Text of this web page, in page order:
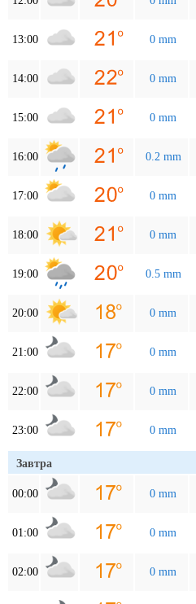
13:00 0 mm
14:00 0 mm
15:00 0 mm
16:00 0.2 mm
17:00 0 mm
18:00 0 mm
19:00 0.5 mm
20:00 0 mm
21:00 0 mm
22:00 0 mm
23:00 0 mm
Завтра
00:00 0 mm
01:00 0 mm
02:00 0 mm